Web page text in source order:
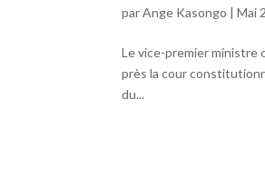
parAnge Kasongo |Mai
Le vice-premier ministre
près la cour
du...